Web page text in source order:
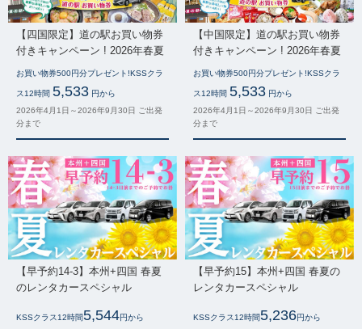
【四国限定】道の駅お買い物券
付きキャンペーン ! 2026年春夏
お買い物券500円分プレゼント!KSSクラ
ス12時間 5,533 円から
2026年4月1日～2026年9月30日 ご出発
分まで
【中国限定】道の駅お買い物券
付きキャンペーン ! 2026年春夏
お買い物券500円分プレゼント!KSSクラ
ス12時間 5,533 円から
2026年4月1日～2026年9月30日 ご出発
分まで
【早予約14-3】本州+四国 春夏
のレンタカースペシャル
KSSクラス12時間5,544円から
【早予約15】本州+四国 春夏の
レンタカースペシャル
KSSクラス12時間5,236円から